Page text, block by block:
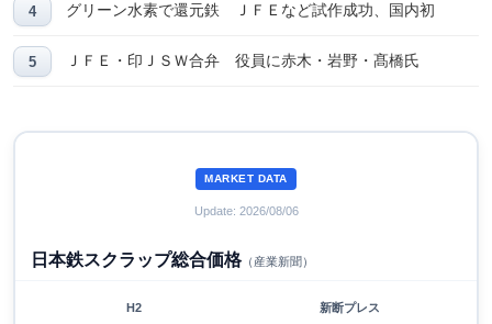
グリーン水素で還元鉄 ＪＦＥなど試作成功、国内初
ＪＦＥ・印ＪＳＷ合弁 役員に赤木・岩野・髙橋氏
MARKET DATA
Update: 2026/08/06
日本鉄スクラップ総合価格（産業新聞）
H2 新断プレス